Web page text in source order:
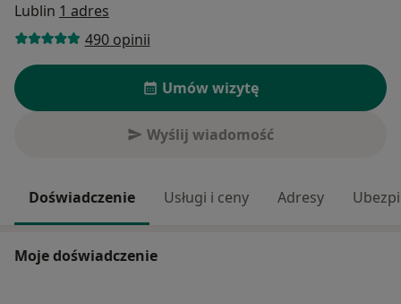
Lublin 1 adres
490 opinii
Umów wizytę
Wyślij wiadomość
Doświadczenie Usługi i ceny Adresy
Moje doświadczenie